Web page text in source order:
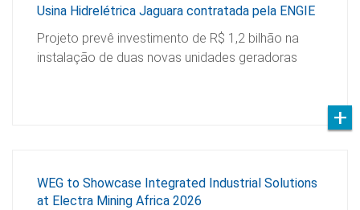
Usina Hidrelétrica Jaguara contratada pela ENGIE
Projeto prevê investimento de R$ 1,2 bilhão na
instalação de duas novas unidades geradoras
WEG to Showcase Integrated Industrial Solutions
at Electra Mining Africa 2026